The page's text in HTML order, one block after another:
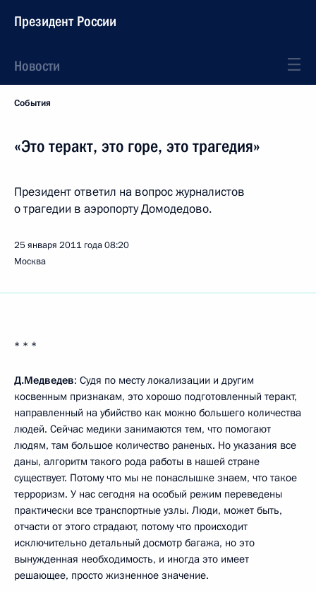
Президент России
Новости
События
«Это теракт, это горе, это трагедия»
Президент ответил на вопрос журналистов
о трагедии в аэропорту Домодедово.
25 января 2011 года08:20
Москва
* * *
Д.Медведев: Судя по месту локализации и другим
косвенным признакам, это хорошо подготовленный теракт,
направленный на убийство как можно большего количества
людей. Сейчас медики занимаются тем, что помогают
людям, там большое количество раненых. Но указания все
даны, алгоритм такого рода работы в нашей стране
существует. Потому что мы не понаслышке знаем, что такое
терроризм. У нас сегодня на особый режим переведены
практически все транспортные узлы. Люди, может быть,
отчасти от этого страдают, потому что происходит
исключительно детальный досмотр багажа, но это
вынужденная необходимость, и иногда это имеет
решающее, просто жизненное значение.